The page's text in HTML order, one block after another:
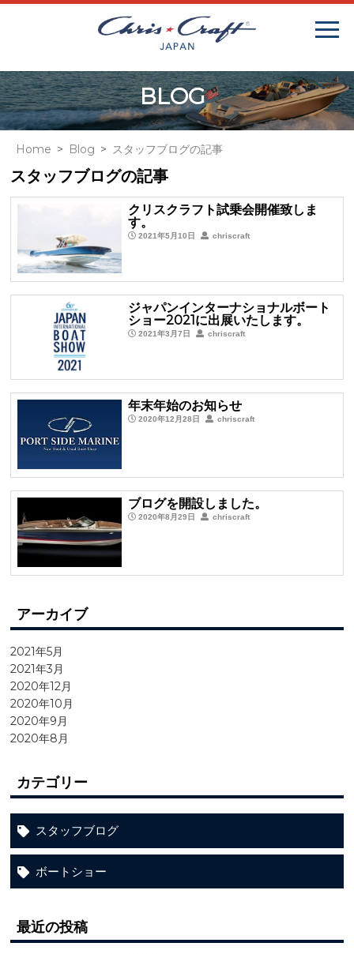
BLOG
Home Blog スタッフブログの記事
スタッフブログの記事
クリスクラフト試乗会開催致しま
す。
2021年5月10日 chriscraft
ジャパンインターナショナルボート
ショー2021に出展いたします。
2021年3月7日 chriscraft
年末年始のお知らせ
2020年12月28日 chriscraft
ブログを開設しました。
2020年8月29日 chriscraft
アーカイブ
2021年5月
2021年3月
2020年12月
2020年10月
2020年9月
2020年8月
カテゴリー
スタッフブログ
ボートショー
最近の投稿